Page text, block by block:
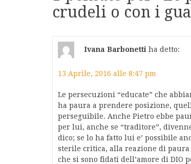
crudeli o con i
Ivana Barbonetti ha detto:
13 Aprile, 2016 alle 8:47 pm
Le persecuzioni “educate” che
ha paura a prendere posizione,
perseguibile. Anche Pietro ebbe
per lui, anche se “traditore”,
dico; se lo ha fatto lui e’ possibile
sterile critica, alla reazione di paura
che si sono fidati dell’amore di DIO